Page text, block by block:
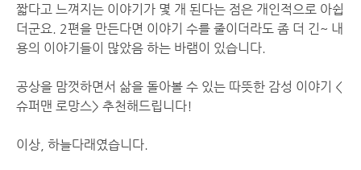
짧다고 느껴지는 이야기가 몇 개 된다는 점은 개인적으로 아쉽
더군요. 2편을 만든다면 이야기 수를 줄이더라도 좀 더 긴~ 내
용의 이야기들이 많았음 하는 바램이 있습니다.
공상을 맘껏하면서 삶을 돌아볼 수 있는 따뜻한 감성 이야기 <
슈퍼맨 로망스> 추천해드립니다!
이상, 하늘다래였습니다.